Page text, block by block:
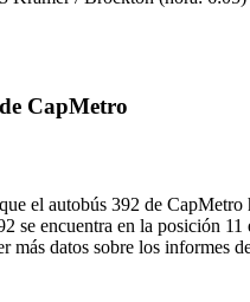
CapMetro
el autobús 392 de
se encuentra en la posición
más datos sobre los informes